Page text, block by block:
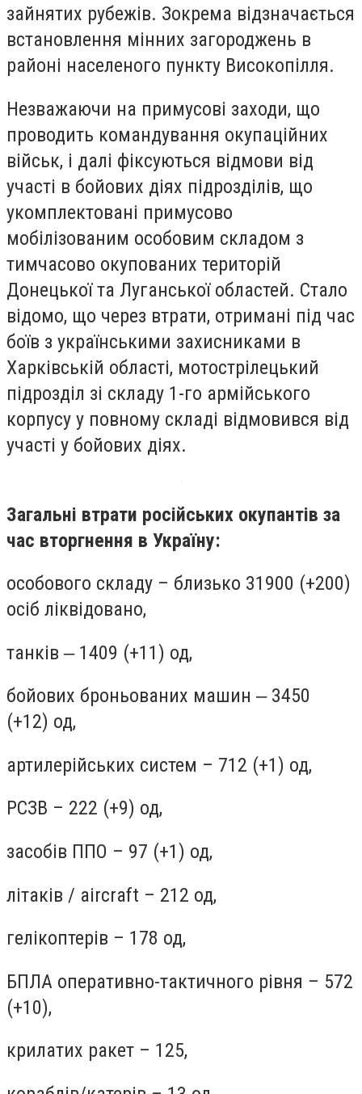
зайнятих рубежів. Зокрема відзначається
встановлення мінних загороджень в
районі населеного пункту Високопілля.
Незважаючи на примусові заходи, що
проводить командування окупаційних
військ, і далі фіксуються відмови від
участі в бойових діях підрозділів, що
укомплектовані примусово
мобілізованим особовим складом з
тимчасово окупованих територій
Донецької та Луганської областей. Стало
відомо, що через втрати, отримані під час
боїв з українськими захисниками в
Харківській області, мотострілецький
підрозділ зі складу 1-го армійського
корпусу у повному складі відмовився від
участі у бойових діях.
Загальні втрати російських окупантів за
час вторгнення в Україну:
особового складу – близько 31900 (+200)
осіб ліквідовано,
танків ‒ 1409 (+11) од,
бойових броньованих машин ‒ 3450
(+12) од,
артилерійських систем – 712 (+1) од,
РСЗВ – 222 (+9) од,
засобів ППО – 97 (+1) од,
літаків / aircraft – 212 од,
гелікоптерів – 178 од,
БПЛА оперативно-тактичного рівня – 572
(+10),
крилатих ракет – 125,